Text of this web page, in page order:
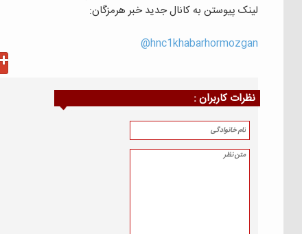
لینک پیوستن به کانال جدید خبر هرمزگان:
hnc1khabarhormozgan@
نظرات كاربران :